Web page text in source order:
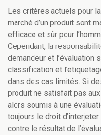
Les critères actuels pour
marché d’un produit sont
efficace et sûr pour
Cependant, la
demandeur et l’évaluation
classification et
dans des cas limités. Si
produit ne satisfait pas
alors soumis à une
toujours le droit
contre le résultat de